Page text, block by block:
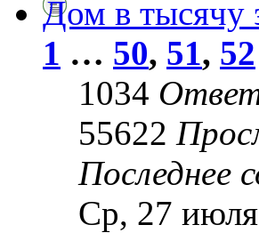
Дом в тысячу
1 … 50, 51, 52
1034
55622
Последнее
Ср, 27